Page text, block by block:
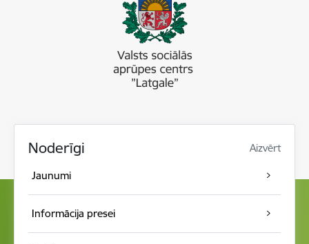
Noderīgi Aizvērt
Jaunumi
Informācija presei